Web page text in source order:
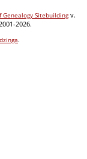
Sitebuildingv.
2026.
.